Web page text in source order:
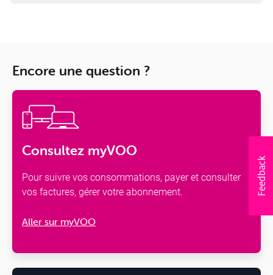
Encore une question ?
Consultez myVOO
Pour suivre vos consommations, payer et consulter
vos factures, gérer votre abonnement.
Aller sur myVOO